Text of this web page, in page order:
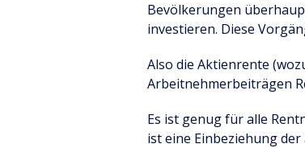
Bevölkerungen
investieren. Diese
Also die Aktienrente
Arbeitnehmerbeiträgen
Es ist genug für alle
ist eine Einbeziehung